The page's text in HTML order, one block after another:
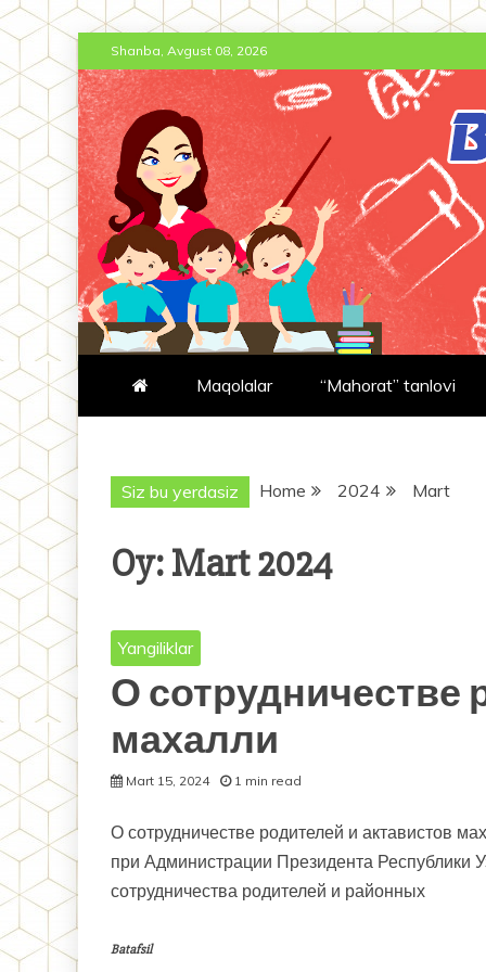
Skip
to
content
Shanba, Avgust 08, 2026
BT-
BOSHLANG'ICH TA'LIM
Maqolalar “Mahorat” tanlovi
Siz bu yerdasiz Home 2024 Mart
Oy:Mart 2024
Yangiliklar
О сотрудничестве
махалли
Mart 15, 2024 1 min read
О сотрудничестве родителей и актавистов
при Администрации Президента Республики
сотрудничества родителей и районных
Batafsil